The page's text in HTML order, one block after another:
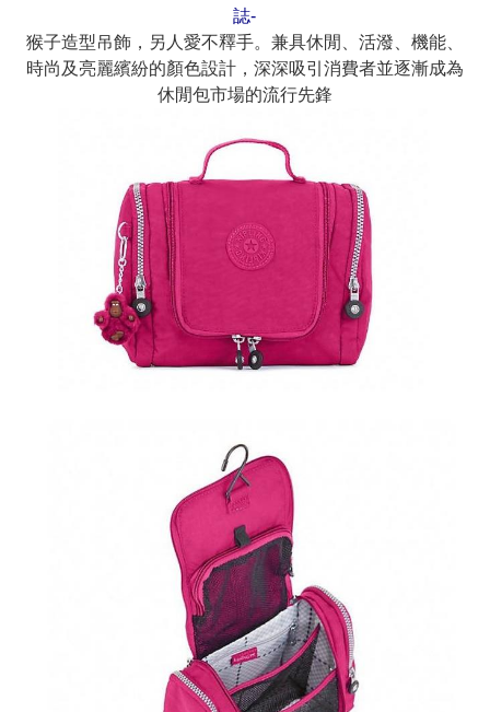
誌-
猴子造型吊飾，另人愛不釋手。兼具休閒、活潑、機能、
時尚及亮麗繽紛的顏色設計，深深吸引消費者並逐漸成為
休閒包市場的流行先鋒